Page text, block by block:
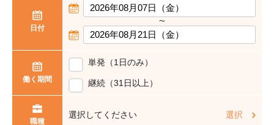
日付
〜
働く期間
単発（1日のみ）
継続（31日以上）
職種
選択してください 選択